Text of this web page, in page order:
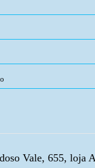
Vale, 655, loja